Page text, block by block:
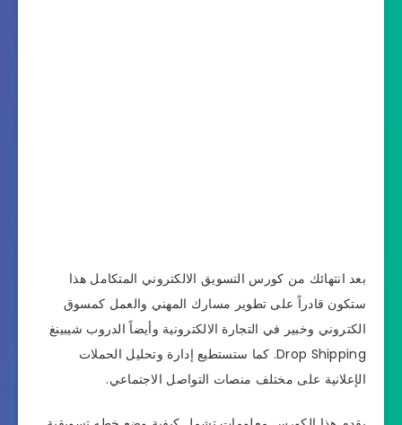
بعد انتهائك من كورس التسويق الالكتروني المتكامل هذا
ستكون قادراً على تطوير مسارك المهني والعمل كمسوق
الكتروني وخبير في التجارة الالكترونية وأيضاً الدروب شيبينغ
Drop Shipping. كما ستستطيع إدارة وتحليل الحملات
الإعلانية على مختلف منصات التواصل الاجتماعي.